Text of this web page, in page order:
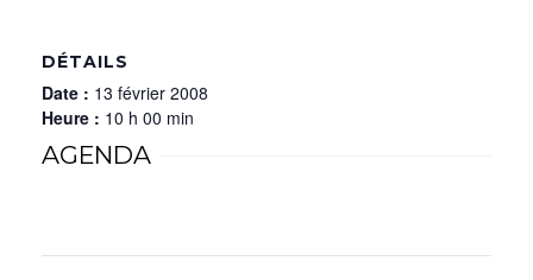
DÉTAILS
Date : 13 février 2008
Heure : 10 h 00 min
AGENDA